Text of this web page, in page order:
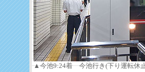
▲今池9:24着 今池行き(下り運転休